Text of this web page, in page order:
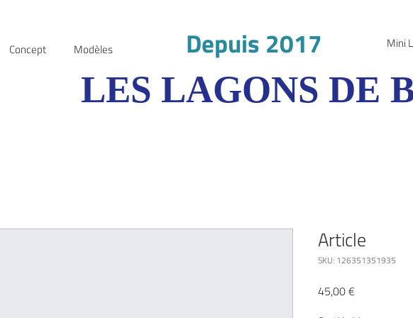
Concept Modèles
LES LAGONS DE
Mini
Depuis 2017
Article
SKU: 126351351935
45,00 €